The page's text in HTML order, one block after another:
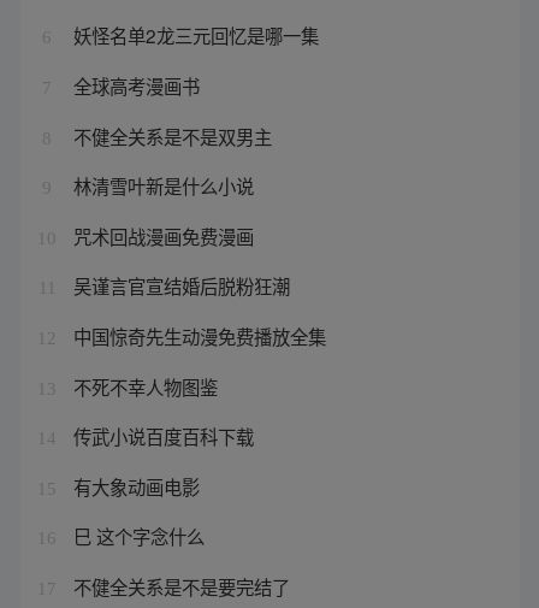
6 妖怪名单2龙三元回忆是哪一集
7 全球高考漫画书
8 不健全关系是不是双男主
9 林清雪叶新是什么小说
10 咒术回战漫画免费漫画
吴谨言官宣结婚后脱粉狂潮
12 中国惊奇先生动漫免费播放全集
13 不死不幸人物图鉴
14 传武小说百度百科下载
15 有大象动画电影
16 巳 这个字念什么
17 不健全关系是不是要完结了